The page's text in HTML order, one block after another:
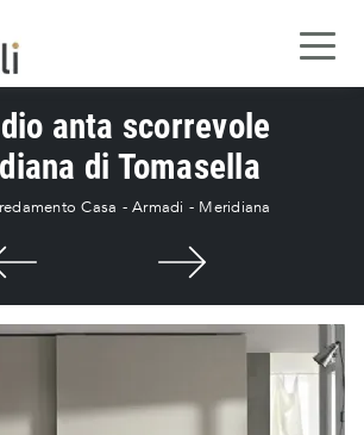
anta scorrevole
di Tomasella
Casa - Armadi - Meridiana